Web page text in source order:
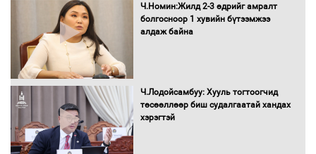
худалдан авах журмыг баталлаа
шилжиж, найр наадам, зөвлөгөөн,
гадаад томилолтыг хориглолоо
Ч.Номин:Жилд 2-3 өдрийг амралт
болгосноор 1 хувийн бүтээмжээ
алдаж байна
Ч.Лодойсамбуу: Хууль тогтоогчид
төсөөллөөр биш судалгаатай хандах
хэрэгтэй